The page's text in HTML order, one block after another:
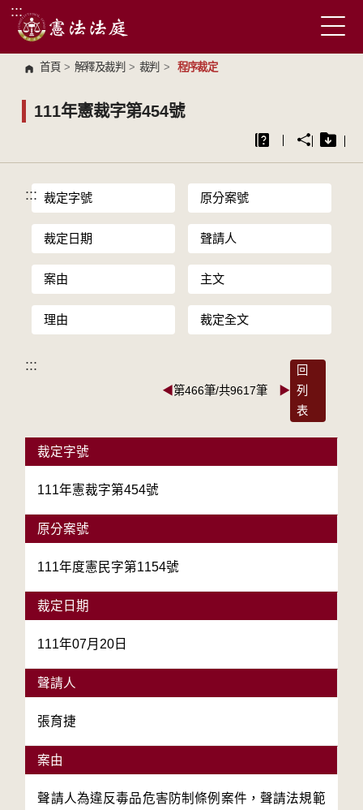
跳到主要內容區塊
:::
首頁 > 解釋及裁判 > 裁判 > 程序裁定
111年憲裁字第454號
::: 裁定字號 原分案號
裁定日期 聲請人
案由 主文
理由 裁定全文
:::
◀第466筆/共9617筆 ▶
回
列
表
裁定字號
111年憲裁字第454號
原分案號
111年度憲民字第1154號
裁定日期
111年07月20日
聲請人
張育捷
案由
聲請人為違反毒品危害防制條例案件，聲請法規範